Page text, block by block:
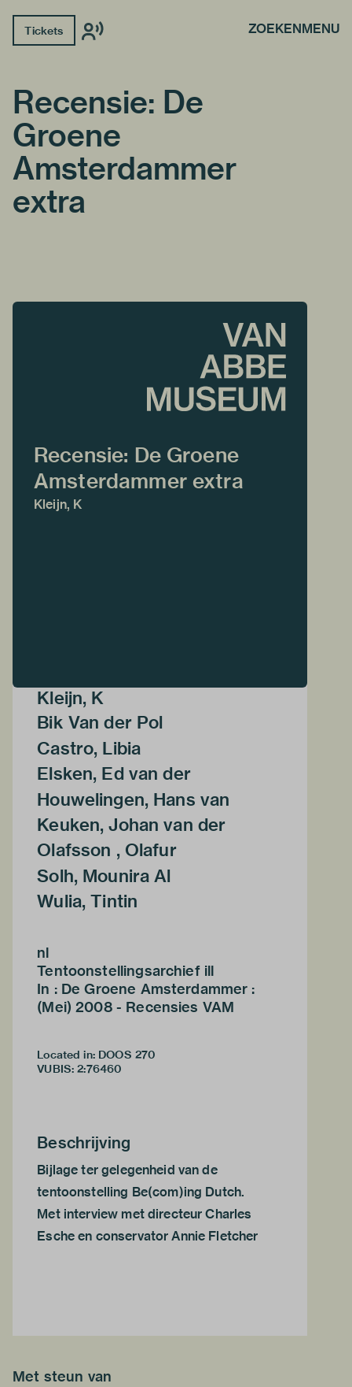
Tickets ZOEKENMENU
Recensie: De
Groene
Amsterdammer
extra
Recensie: De Groene
Amsterdammer extra
Kleijn, K
Kleijn, K
Bik Van der Pol
Castro, Libia
Elsken, Ed van der
Houwelingen, Hans van
Keuken, Johan van der
Olafsson , Olafur
Solh, Mounira Al
Wulia, Tintin
nl
Tentoonstellingsarchief ill
In : De Groene Amsterdammer :
(Mei) 2008 - Recensies VAM
Located in: DOOS 270
VUBIS: 2:76460
Beschrijving
Bijlage ter gelegenheid van de
tentoonstelling Be(com)ing Dutch.
Met interview met directeur Charles
Esche en conservator Annie Fletcher
Met steun van